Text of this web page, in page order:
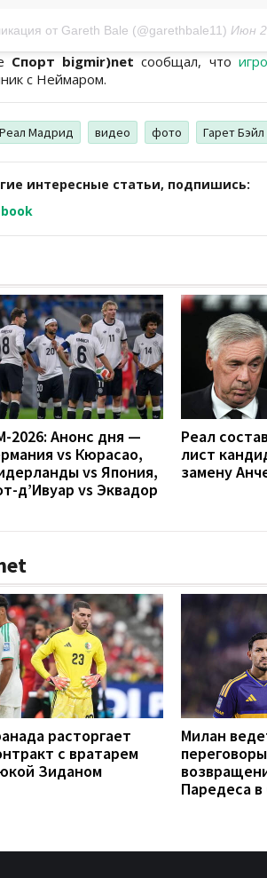
от Gareth Bale (@garethbale11) Июн
Спорт bigmir)net сообщал, что
с Неймаром.
Реал Мадрид видео фото Гарет Бэйл
интересные статьи, подпишись:
2026: Анонс дня —
vs Кюрасао,
vs Япония,
д’Ивуар vs Эквадор
Реал
лист
замену
расторгает
с вратарем
Зиданом
Милан
Паредеса